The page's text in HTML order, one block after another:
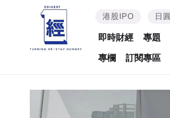
港股IPO 日圓
即時財經 專題
專欄 訂閱專區